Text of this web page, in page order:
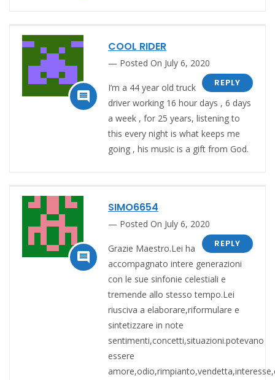

COOL RIDER
Posted On July 6, 2020
REPLY
I’m a 44 year old truck
driver working 16 hour days , 6 days
a week , for 25 years, listening to
this every night is what keeps me
going , his music is a gift from God.

SIMO6654
Posted On July 6, 2020
REPLY
Grazie Maestro.Lei ha
accompagnato intere generazioni
con le sue sinfonie celestiali e
tremende allo stesso tempo.Lei
riusciva a elaborare,riformulare e
sintetizzare in note
sentimenti,concetti,situazioni.potevano
essere